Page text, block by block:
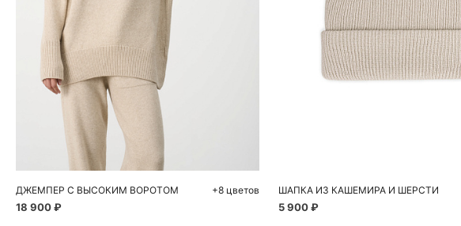
Добавить в корзину
ДЖЕМПЕР С ВЫСОКИМ ВОРОТОМ
18 900 ₽
+8 цветов ШАПКА ИЗ КАШЕМИРА И ШЕРСТИ
5 900 ₽